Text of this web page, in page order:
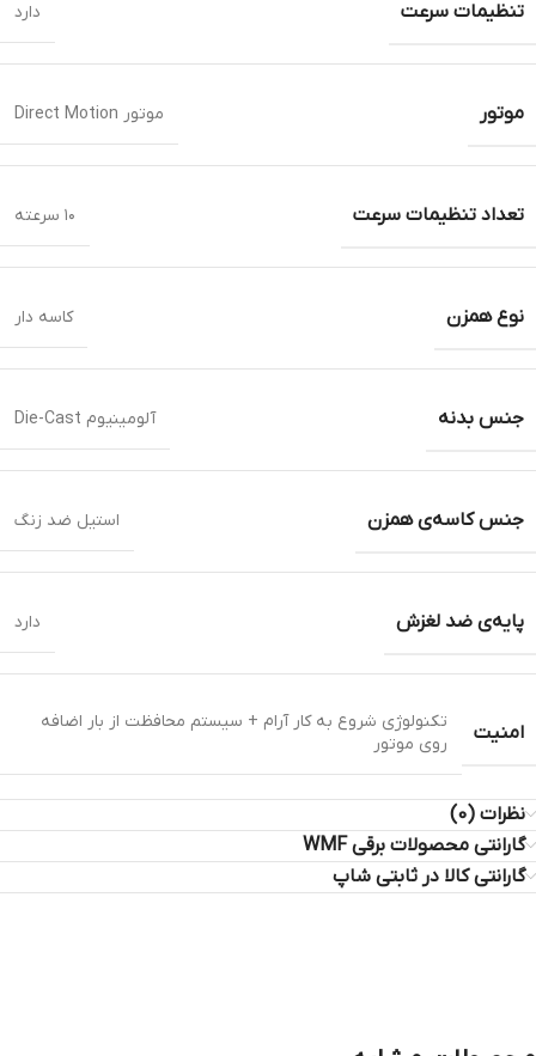
تنظیمات سرعت دارد
موتور موتور Direct Motion
تعداد تنظیمات سرعت ۱۰ سرعته
نوع همزن کاسه دار
جنس بدنه آلومینیوم Die-Cast
جنس کاسه‌ی همزن استیل ضد زنگ
پایه‌ی ضد لغزش دارد
امنیت
تکنولوژی شروع به کار آرام + سیستم محافظت از بار اضافه
روی موتور
نظرات (0)
گارانتی محصولات برقی WMF
گارانتی کالا در ثابتی شاپ